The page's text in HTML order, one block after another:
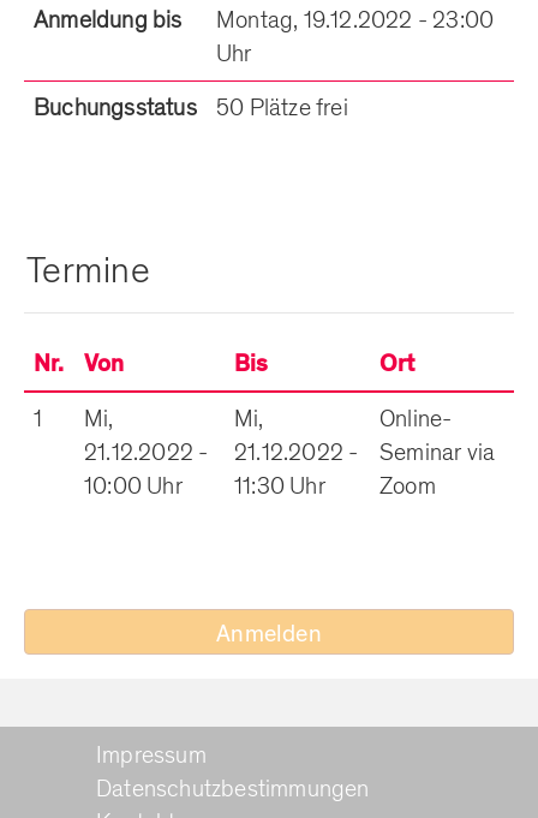
Anmeldung bis
Montag, 19.12.2022 - 23:00
Uhr
Buchungsstatus
50 Plätze frei
Termine
Nr. Von Bis
Ort
1
Mi,
21.12.2022 -
10:00 Uhr
Mi,
21.12.2022 -
11:30 Uhr
Online-
Seminar via
Zoom
Anmelden
Impressum
Datenschutzbestimmungen